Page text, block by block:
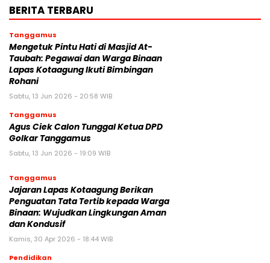
BERITA TERBARU
Tanggamus
Mengetuk Pintu Hati di Masjid At-
Taubah: Pegawai dan Warga Binaan
Lapas Kotaagung Ikuti Bimbingan
Rohani
Sabtu, 13 Jun 2026 - 20:58 WIB
Tanggamus
Agus Ciek Calon Tunggal Ketua DPD
Golkar Tanggamus
Sabtu, 13 Jun 2026 - 19:09 WIB
Tanggamus
Jajaran Lapas Kotaagung Berikan
Penguatan Tata Tertib kepada Warga
Binaan: Wujudkan Lingkungan Aman
dan Kondusif
Kamis, 30 Apr 2026 - 18:44 WIB
Pendidikan